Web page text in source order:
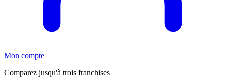
Mon compte
Comparez jusqu'à trois franchises